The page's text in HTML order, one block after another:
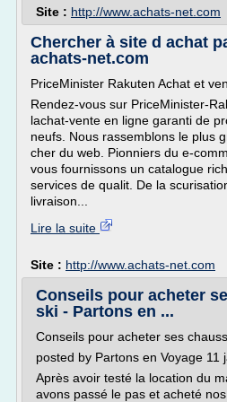
Site : http://www.achats-net.com
Chercher à site d achat
achats-net.com
PriceMinister Rakuten Achat et
Rendez-vous sur PriceMinister-
lachat-vente en ligne garanti de
neufs. Nous rassemblons le plus
cher du web. Pionniers du e-
vous fournissons un catalogue
services de qualit. De la
livraison...
Lire la suite
Site : http://www.achats-net.com
Conseils pour acheter
ski - Partons en ...
Conseils pour acheter ses
posted by Partons en Voyage 11
Après avoir testé la location du
avons passé le pas et acheté